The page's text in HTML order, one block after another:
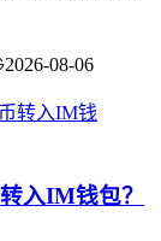
2026-08-06
入IM钱包？